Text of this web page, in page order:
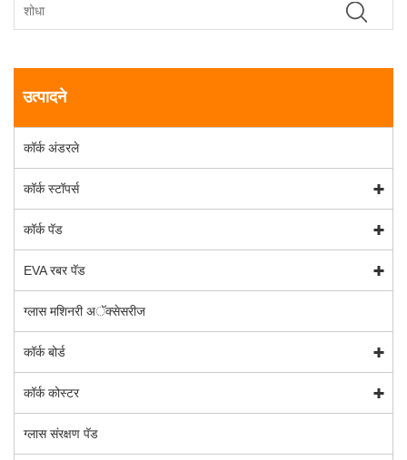
उत्पादने
कॉर्क अंडरले
कॉर्क स्टॉपर्स
कॉर्क पॅड
EVA रबर पॅड
ग्लास मशिनरी अॅक्सेसरीज
कॉर्क बोर्ड
कॉर्क कोस्टर
ग्लास संरक्षण पॅड